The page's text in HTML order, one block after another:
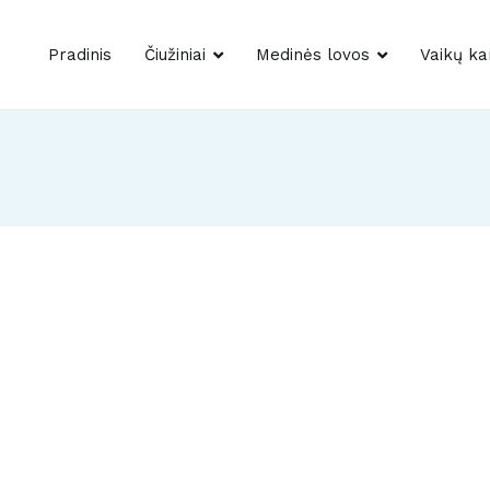
Pradinis Čiužiniai Medinės lovos Vaikų